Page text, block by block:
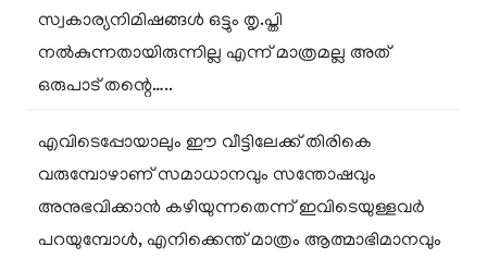
സ്വകാര്യനിമിഷങ്ങൾ ഒട്ടും തൃ.പ്തി
നൽകുന്നതായിരുന്നില്ല എന്ന് മാത്രമല്ല അത്
ഒരുപാട് തന്റെ…..
എവിടെപ്പോയാലും ഈ വീട്ടിലേക്ക് തിരികെ
വരുമ്പോഴാണ് സമാധാനവും സന്തോഷവും
അനുഭവിക്കാൻ കഴിയുന്നതെന്ന് ഇവിടെയുള്ളവർ
പറയുമ്പോൾ, എനിക്കെന്ത് മാത്രം ആത്മാഭിമാനവും